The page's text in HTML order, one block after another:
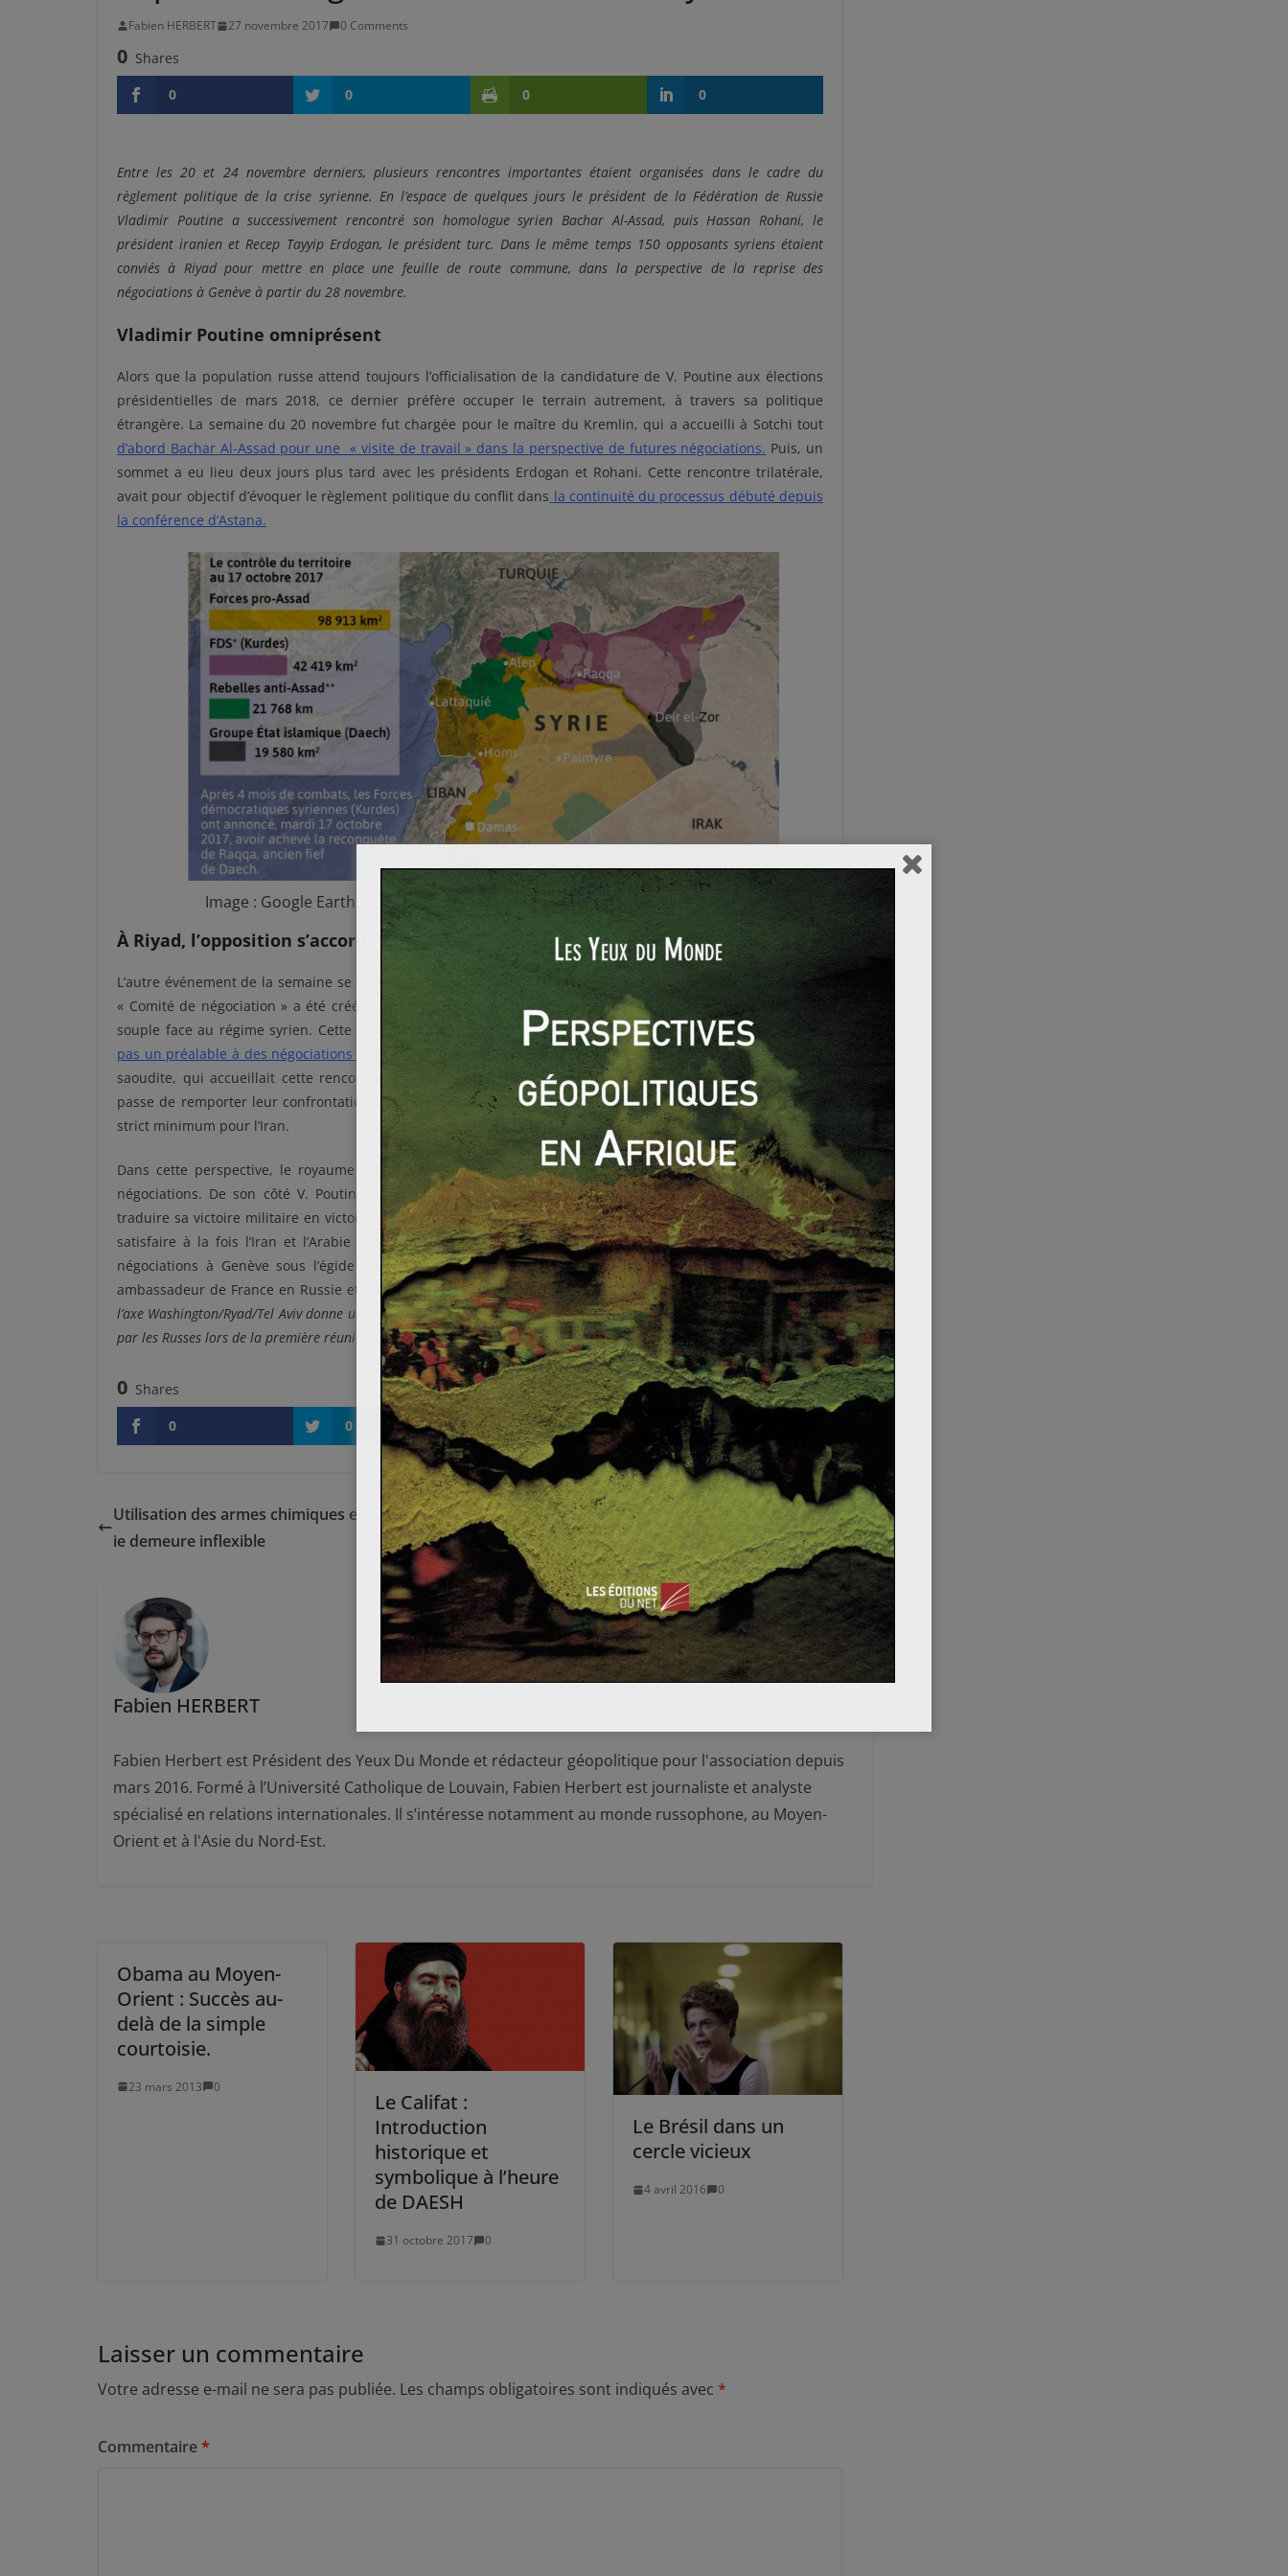
Fabien HERBERT 27 novembre 2017 0 Comments
0 Shares
0
0 0 0
Entre les 20 et 24 novembre derniers, plusieurs rencontres importantes étaient organisées dans le cadre du
règlement politique de la crise syrienne. En l’espace de quelques jours le président de la Fédération de Russie
Vladimir Poutine a successivement rencontré son homologue syrien Bachar Al-Assad, puis Hassan Rohani, le
président iranien et Recep Tayyip Erdogan, le président turc. Dans le même temps 150 opposants syriens étaient
conviés à Riyad pour mettre en place une feuille de route commune, dans la perspective de la reprise des
négociations à Genève à partir du 28 novembre.
Vladimir Poutine omniprésent
Alors que la population russe attend toujours l’officialisation de la candidature de V. Poutine aux élections
présidentielles de mars 2018, ce dernier préfère occuper le terrain autrement, à travers sa politique
étrangère. La semaine du 20 novembre fut chargée pour le maître du Kremlin, qui a accueilli à Sotchi tout
d’abord Bachar Al-Assad pour une « visite de travail » dans la perspective de futures négociations. Puis, un
sommet a eu lieu deux jours plus tard avec les présidents Erdogan et Rohani. Cette rencontre trilatérale,
avait pour objectif d’évoquer le règlement politique du conflit dans la continuité du processus débuté depuis
la conférence d’Astana.
Image : Google Earth / Sources : médias, Thomas Van Linge ((c) Ouest France)
À Riyad, l’opposition s’accorde
L’autre événement de la semaine se tenait à Riyad, où l’opposition syrienne a unifié sa position. Un nouveau
« Comité de négociation » a été créé avec plusieurs formations soutenues par la Russie, et donc bien plus
souple face au régime syrien. Cette rencontre a par ailleurs abouti sur le fait quele départ d’Assad n’était
pas un préalable à des négociations directes . Ce qui renforce encore davantage la position russe. Si l’Arabie
saoudite, qui accueillait cette rencontre, a compris que ses deux ennemis, Damas et Téhéran étaient en
passe de remporter leur confrontation indirecte dans le conflit syrien, elle souhaite une victoire réduite au
strict minimum pour l’Iran.
Dans cette perspective, le royaume compte sur Moscou pour encadrer le rôle de l’Iran dans les futures
négociations. De son côté V. Poutine a besoin de la coopération des Américains et des Saoudiens pour
traduire sa victoire militaire en victoire politique. Pour cela, il lui faudra mener une diplomatie subtile pour
satisfaire à la fois l’Iran et l’Arabie saoudite. La Russie est donc omniprésente en coulisse alors que les
négociations à Genève sous l’égide de l’ONU vont reprendre. Comme le note Jean de Gliniasty, ancien
ambassadeur de France en Russie et directeur de recherche à l’IRIS : «Le paradoxe de la situation est que, si
l’axe Washington/Ryad/Tel Aviv donne un satisfecit à la Russie, on s’achemine vers une solution qui est celle soutenue
par les Russes lors de la première réunion de Genève le 30 juin 2012. ».
0 Shares
0
0 0 0
Utilisation des armes chimiques en Syrie : la Russ
ie demeure inflexible
Yémen : une guerre oubliée
Fabien HERBERT
Fabien Herbert est Président des Yeux Du Monde et rédacteur géopolitique pour l'association depuis
mars 2016. Formé à l’Université Catholique de Louvain, Fabien Herbert est journaliste et analyste
spécialisé en relations internationales. Il s’intéresse notamment au monde russophone, au Moyen-
Orient et à l'Asie du Nord-Est.
Obama au Moyen-
Orient : Succès au-
delà de la simple
courtoisie.
23 mars 2013 0
Le Califat :
Introduction
historique et
symbolique à l’heure
de DAESH
31 octobre 2017 0
Le Brésil dans un
cercle vicieux
4 avril 2016 0
Laisser un commentaire
Votre adresse e-mail ne sera pas publiée. Les champs obligatoires sont indiqués avec *
Commentaire*